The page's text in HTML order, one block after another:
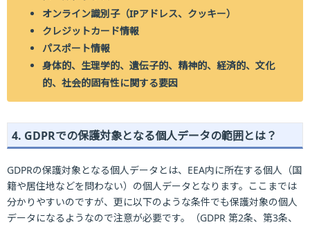
オンライン識別子（IPアドレス、クッキー）
クレジットカード情報
パスポート情報
身体的、生理学的、遺伝子的、精神的、経済的、文化
的、社会的固有性に関する要因
4. GDPRでの保護対象となる個人データの範囲とは？
GDPRの保護対象となる個人データとは、EEA内に所在する個人（国
籍や居住地などを問わない）の個人データとなります。ここまでは
分かりやすいのですが、更に以下のような条件でも保護対象の個人
データになるようなので注意が必要です。（GDPR 第2条、第3条、